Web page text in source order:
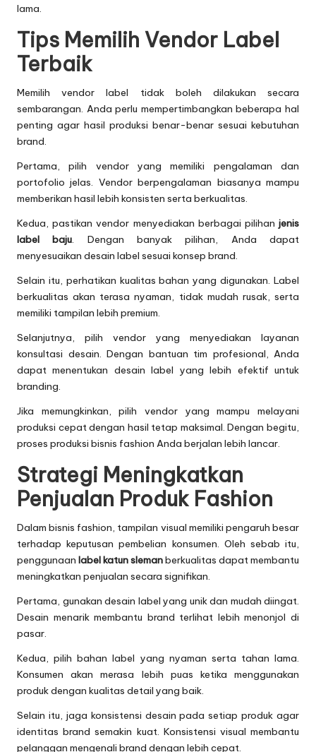
lama.
Tips Memilih Vendor Label
Terbaik
Memilih vendor label tidak boleh dilakukan secara
sembarangan. Anda perlu mempertimbangkan beberapa hal
penting agar hasil produksi benar-benar sesuai kebutuhan
brand.
Pertama, pilih vendor yang memiliki pengalaman dan
portofolio jelas. Vendor berpengalaman biasanya mampu
memberikan hasil lebih konsisten serta berkualitas.
Kedua, pastikan vendor menyediakan berbagai pilihan jenis
label baju. Dengan banyak pilihan, Anda dapat
menyesuaikan desain label sesuai konsep brand.
Selain itu, perhatikan kualitas bahan yang digunakan. Label
berkualitas akan terasa nyaman, tidak mudah rusak, serta
memiliki tampilan lebih premium.
Selanjutnya, pilih vendor yang menyediakan layanan
konsultasi desain. Dengan bantuan tim profesional, Anda
dapat menentukan desain label yang lebih efektif untuk
branding.
Jika memungkinkan, pilih vendor yang mampu melayani
produksi cepat dengan hasil tetap maksimal. Dengan begitu,
proses produksi bisnis fashion Anda berjalan lebih lancar.
Strategi Meningkatkan
Penjualan Produk Fashion
Dalam bisnis fashion, tampilan visual memiliki pengaruh besar
terhadap keputusan pembelian konsumen. Oleh sebab itu,
penggunaan label katun slemanberkualitas dapat membantu
meningkatkan penjualan secara signifikan.
Pertama, gunakan desain label yang unik dan mudah diingat.
Desain menarik membantu brand terlihat lebih menonjol di
pasar.
Kedua, pilih bahan label yang nyaman serta tahan lama.
Konsumen akan merasa lebih puas ketika menggunakan
produk dengan kualitas detail yang baik.
Selain itu, jaga konsistensi desain pada setiap produk agar
identitas brand semakin kuat. Konsistensi visual membantu
pelanggan mengenali brand dengan lebih cepat.